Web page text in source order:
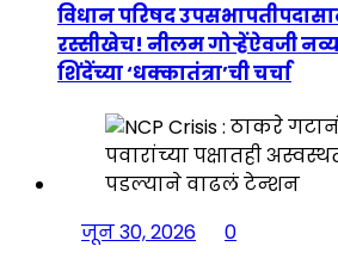
विधान परिषद
रस्सीखेच! नीलम गोऱ्हेंऐवजी
शिंदेंच्या ‘धक्कातंत्रा’ची चर्चा
जून 30, 2026
0